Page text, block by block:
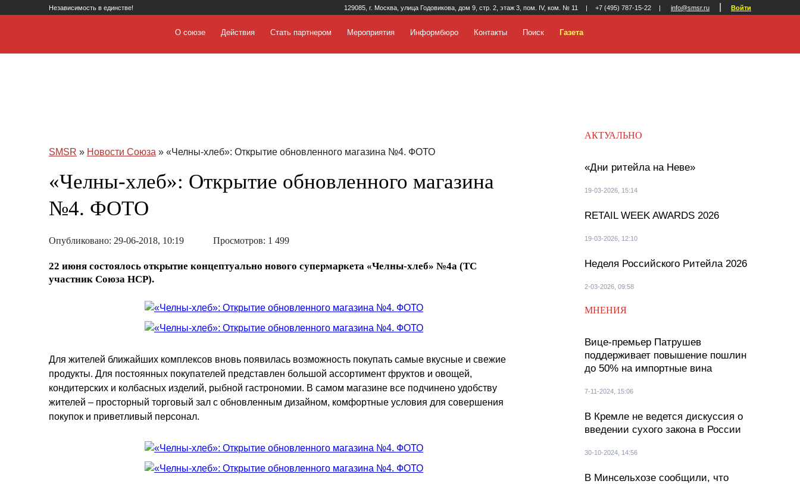
Независимость в единстве! 129085, г. Москва, улица Годовикова, дом 9, стр. 2, этаж 3, пом. IV, ком. № 11 | +7 (495) 787-15-22 | info@smsr.ru Войти
О союзе Действия Стать партнером Мероприятия Информбюро Контакты Поиск Газета
SMSR » Новости Союза » «Челны-хлеб»: Открытие обновленного магазина №4. ФОТО
«Челны-хлеб»: Открытие обновленного магазина
№4. ФОТО
Опубликовано: 29-06-2018, 10:19 Просмотров: 1 499
22 июня состоялось открытие концептуально нового супермаркета «Челны-хлеб» №4а (ТС
участник Союза НСР).
Для жителей ближайших комплексов вновь появилась возможность покупать самые вкусные и свежие
продукты. Для постоянных покупателей представлен большой ассортимент фруктов и овощей,
кондитерских и колбасных изделий, рыбной гастрономии. В самом магазине все подчинено удобству
жителей – просторный торговый зал с обновленным дизайном, комфортные условия для совершения
покупок и приветливый персонал.
АКТУАЛЬНО
«Дни ритейла на Неве»
19-03-2026, 15:14
RETAIL WEEK AWARDS 2026
19-03-2026, 12:10
Неделя Российского Ритейла 2026
2-03-2026, 09:58
МНЕНИЯ
Вице-премьер Патрушев
поддерживает повышение пошлин
до 50% на импортные вина
7-11-2024, 15:06
В Кремле не ведется дискуссия о
введении сухого закона в России
30-10-2024, 14:56
В Минсельхозе сообщили, что